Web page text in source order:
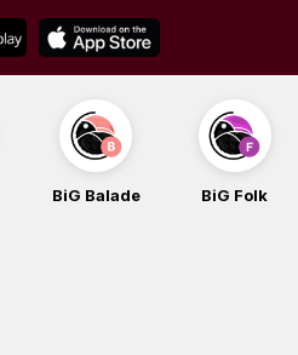
BiG Balade BiG Folk